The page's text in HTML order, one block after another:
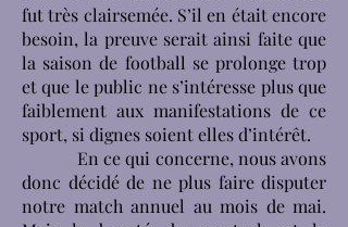
fut très clairsemée. S’il en était encore
besoin, la preuve serait ainsi faite que
la saison de football se prolonge trop
et que le public ne s’intéresse plus que
faiblement aux manifestations de ce
sport, si dignes soient elles d’intérêt.
En ce qui concerne, nous avons
donc décidé de ne plus faire disputer
notre match annuel au mois de mai.